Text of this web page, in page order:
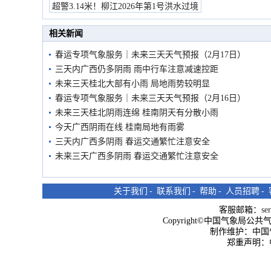
超警3.14米！柳江2026年第1号洪水过境
市民在堤岸见证汛况
相关新闻
春运专项气象服务｜未来三天天气预报（2月17日）
三天内广西仍多阴雨 雨中行车注意减速控距
未来三天桂北大部有小雨 局地雨势较明显
春运专项气象服务｜未来三天天气预报（2月16日）
未来三天桂北阴雨连绵 桂南阴天有分散小雨
今天广西阴雨在线 桂南局地有雨雾
三天内广西多阴雨 春运交通繁忙注意安全
未来三天广西多阴雨 春运交通繁忙注意安全
关于我们 - 联系我们 - 帮助 - 人员招聘 -
客服邮箱：
Copyright©中国气象局公共
制作维护：中
郑重声明